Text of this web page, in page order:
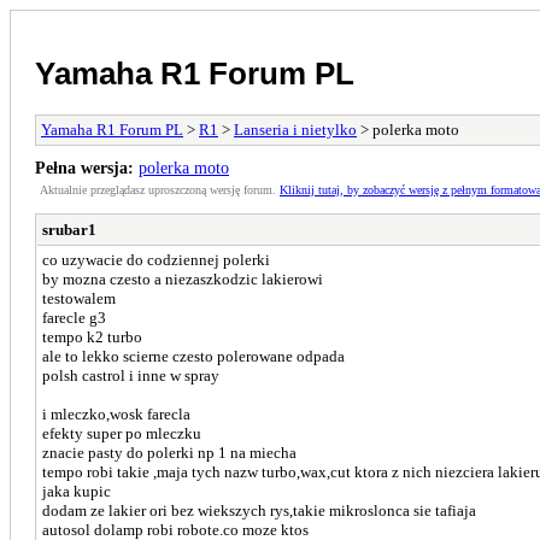
Yamaha R1 Forum PL
Yamaha R1 Forum PL > R1 > Lanseria i nietylko > polerka moto
Pełna wersja: polerka moto
Aktualnie przeglądasz uproszczoną wersję forum. Kliknij tutaj, by zobaczyć wersję z pełnym
srubar1
co uzywacie do codziennej polerki
by mozna czesto a niezaszkodzic lakierowi
testowalem
farecle g3
tempo k2 turbo
ale to lekko scierne czesto polerowane odpada
polsh castrol i inne w spray
i mleczko,wosk farecla
efekty super po mleczku
znacie pasty do polerki np 1 na miecha
tempo robi takie ,maja tych nazw turbo,wax,cut ktora z nich niezciera
jaka kupic
dodam ze lakier ori bez wiekszych rys,takie mikroslonca sie tafiaja
autosol dolamp robi robote.co moze ktos